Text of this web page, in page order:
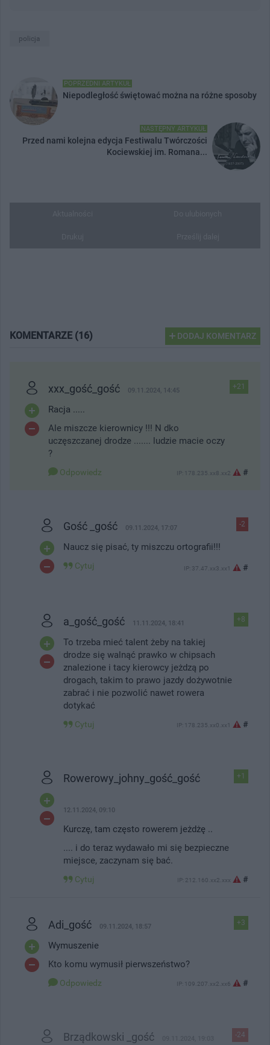
policja
POPRZEDNI ARTYKUŁ
Niepodległość świętować można na różne sposoby
NASTĘPNY ARTYKUŁ
Przed nami kolejna edycja Festiwalu Twórczości
Kociewskiej im. Romana...
KOMENTARZE (16) DODAJ KOMENTARZ
+21
xxx_gość_gość 09.11.2024, 14:45
Racja .....
Ale miszcze kierownicy !!! N dko
uczęszczanej drodze ....... ludzie macie oczy
?
Odpowiedz IP: 178.235.xx8.xx2 #
-2
Gość _gość 09.11.2024, 17:07
Naucz się pisać, ty miszczu ortografii!!!
Cytuj IP: 37.47.xx3.xx1 #
+8
a_gość_gość 11.11.2024, 18:41
To trzeba mieć talent żeby na takiej
drodze się walnąć prawko w chipsach
znalezione i tacy kierowcy jeżdzą po
drogach, takim to prawo jazdy dożywotnie
zabrać i nie pozwolić nawet rowera
dotykać
Cytuj IP: 178.235.xx0.xx1 #
+1
Rowerowy_johny_gość_gość
12.11.2024, 09:10
Kurczę, tam często rowerem jeżdżę ..
.... i do teraz wydawało mi się bezpieczne
miejsce, zaczynam się bać.
Cytuj IP: 212.160.xx2.xxx #
+3
Adi_gość 09.11.2024, 18:57
Wymuszenie
Kto komu wymusił pierwszeństwo?
Odpowiedz IP: 109.207.xx2.xx6 #
-24
Brządkowski _gość